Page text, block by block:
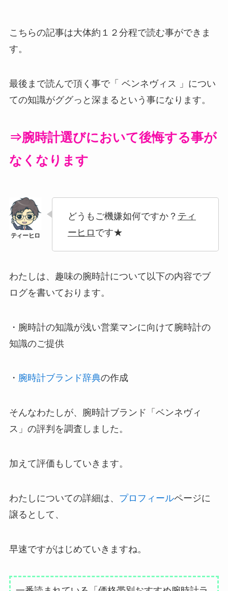
こちらの記事は大体約１２分程で読む事ができま
す。
最後まで読んで頂く事で「 ベンネヴィス 」につい
ての知識がググっと深まるという事になります。
⇒腕時計選びにおいて後悔する事が
なくなります
どうもご機嫌如何ですか？ ティ
ーヒロ です★
わたしは、趣味の腕時計について以下の内容でブ
ログを書いております。
・腕時計の知識が浅い営業マンに向けて腕時計の
知識のご提供
・ 腕時計ブランド辞典の作成
そんなわたしが、腕時計ブランド「ベンネヴィ
ス」の評判を調査しました。
加えて評価もしていきます。
わたしについての詳細は、 プロフィールページに
譲るとして、
早速ですがはじめていきますね。